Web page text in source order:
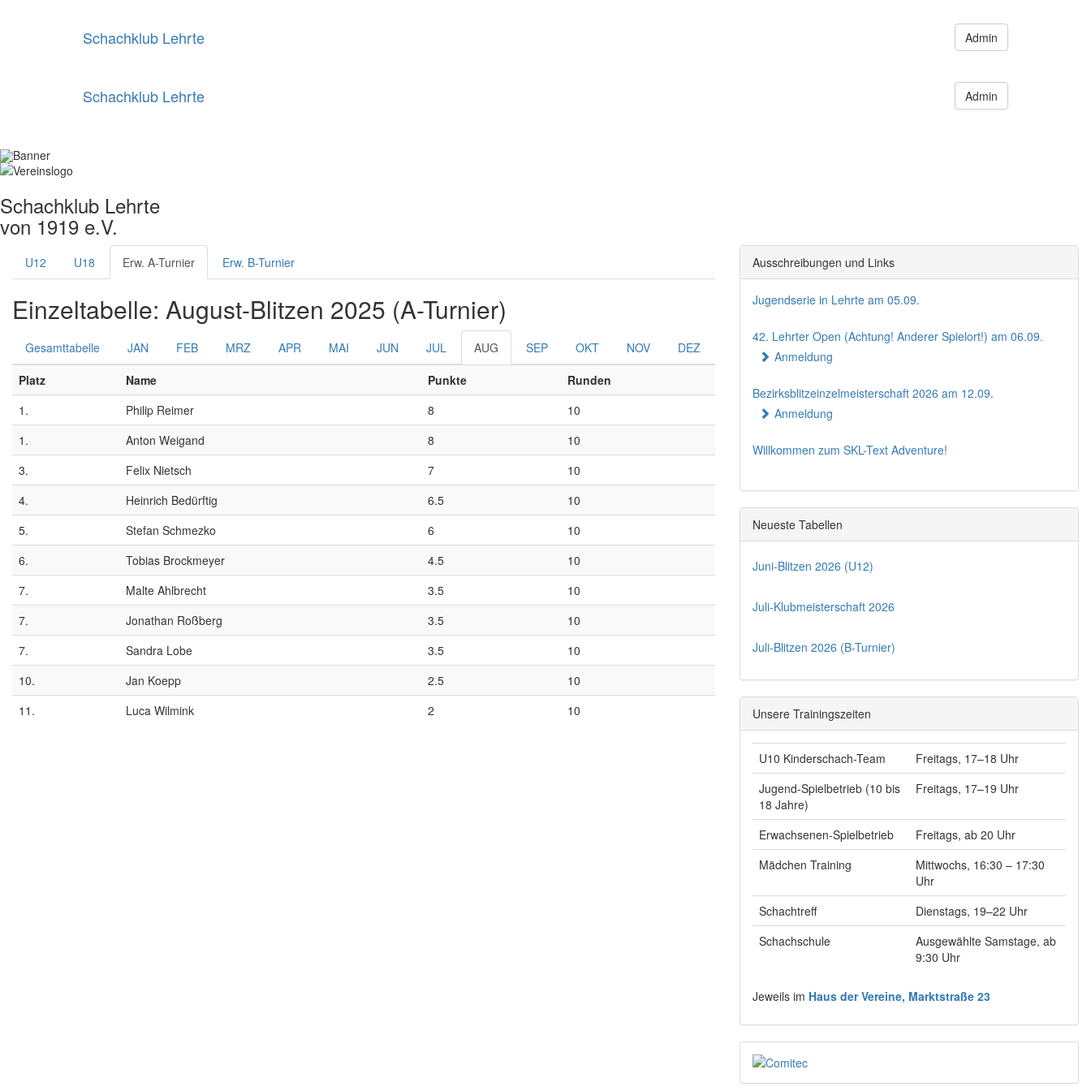
Schachklub Lehrte Admin
Schachklub Lehrte Admin
Schachklub Lehrte
von 1919 e.V.
U12 U18 Erw. A-Turnier Erw. B-Turnier
Einzeltabelle: August-Blitzen 2025 (A-Turnier)
Gesamttabelle JAN FEB MRZ APR MAI JUN JUL AUG SEP OKT NOV
DEZ
Platz
Name Punkte
Runden
1.
Philip Reimer 8
10
1.
Anton Weigand 8
10
3.
Felix Nietsch 7
10
4.
Heinrich Bedürftig 6.5
10
5.
Stefan Schmezko 6
10
6.
Tobias Brockmeyer 4.5
10
7.
Malte Ahlbrecht 3.5
10
7.
Jonathan Roßberg 3.5
10
7.
Sandra Lobe 3.5
10
10.
Jan Koepp 2.5
10
11.
Luca Wilmink 2 10
Ausschreibungen und Links
Jugendserie in Lehrte am 05.09.
42. Lehrter Open (Achtung! Anderer Spielort!) am 06.09.
Anmeldung
Bezirksblitzeinzelmeisterschaft 2026 am 12.09.
Anmeldung
Willkommen zum SKL-Text Adventure!
Neueste Tabellen
Juni-Blitzen 2026 (U12)
Juli-Klubmeisterschaft 2026
Juli-Blitzen 2026 (B-Turnier)
Unsere Trainingszeiten
U10 Kinderschach-Team
Freitags, 17–18 Uhr
Jugend-Spielbetrieb (10 bis
18 Jahre)
Freitags, 17–19 Uhr
Erwachsenen-Spielbetrieb
Freitags, ab 20 Uhr
Mädchen Training
Mittwochs, 16:30 – 17:30
Uhr
Schachtreff
Dienstags, 19–22 Uhr
Schachschule
Ausgewählte Samstage, ab
9:30 Uhr
Jeweils im Haus der Vereine, Marktstraße 23